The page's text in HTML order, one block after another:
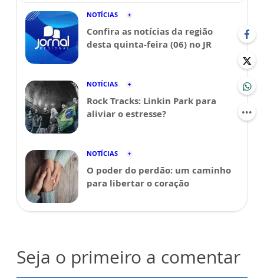
NOTÍCIAS
Confira as notícias da região
desta quinta-feira (06) no JR
NOTÍCIAS
Rock Tracks: Linkin Park para
aliviar o estresse?
NOTÍCIAS
O poder do perdão: um caminho
para libertar o coração
Seja o primeiro a comentar